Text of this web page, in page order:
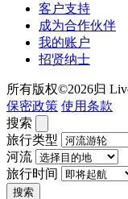
客户支持
成为合作伙伴
我的账户
招贤纳士
所有版权©2026归
保密政策 使用条款
搜索
旅行类型
河流
旅行时间
搜索